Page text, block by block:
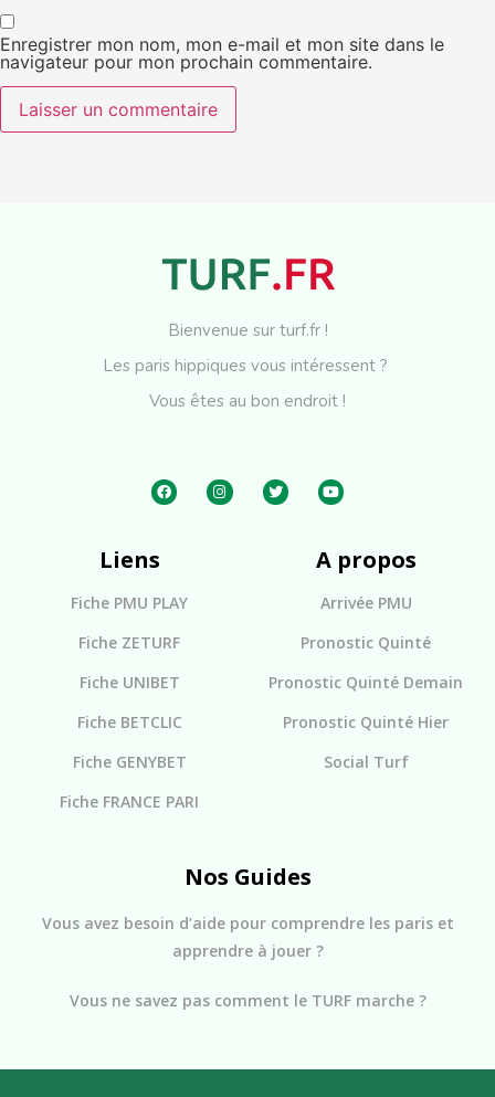
Enregistrer mon nom, mon e-mail et mon site dans le
navigateur pour mon prochain commentaire.
Bienvenue sur turf.fr !
Les paris hippiques vous intéressent ?
Vous êtes au bon endroit !
Liens
Fiche PMU PLAY
Fiche ZETURF
Fiche UNIBET
Fiche BETCLIC
Fiche GENYBET
Fiche FRANCE PARI
A propos
Arrivée PMU
Pronostic Quinté
Pronostic Quinté Demain
Pronostic Quinté Hier
Social Turf
Nos Guides
Vous avez besoin d’aide pour comprendre les paris et
apprendre à jouer ?
Vous ne savez pas comment le TURF marche ?